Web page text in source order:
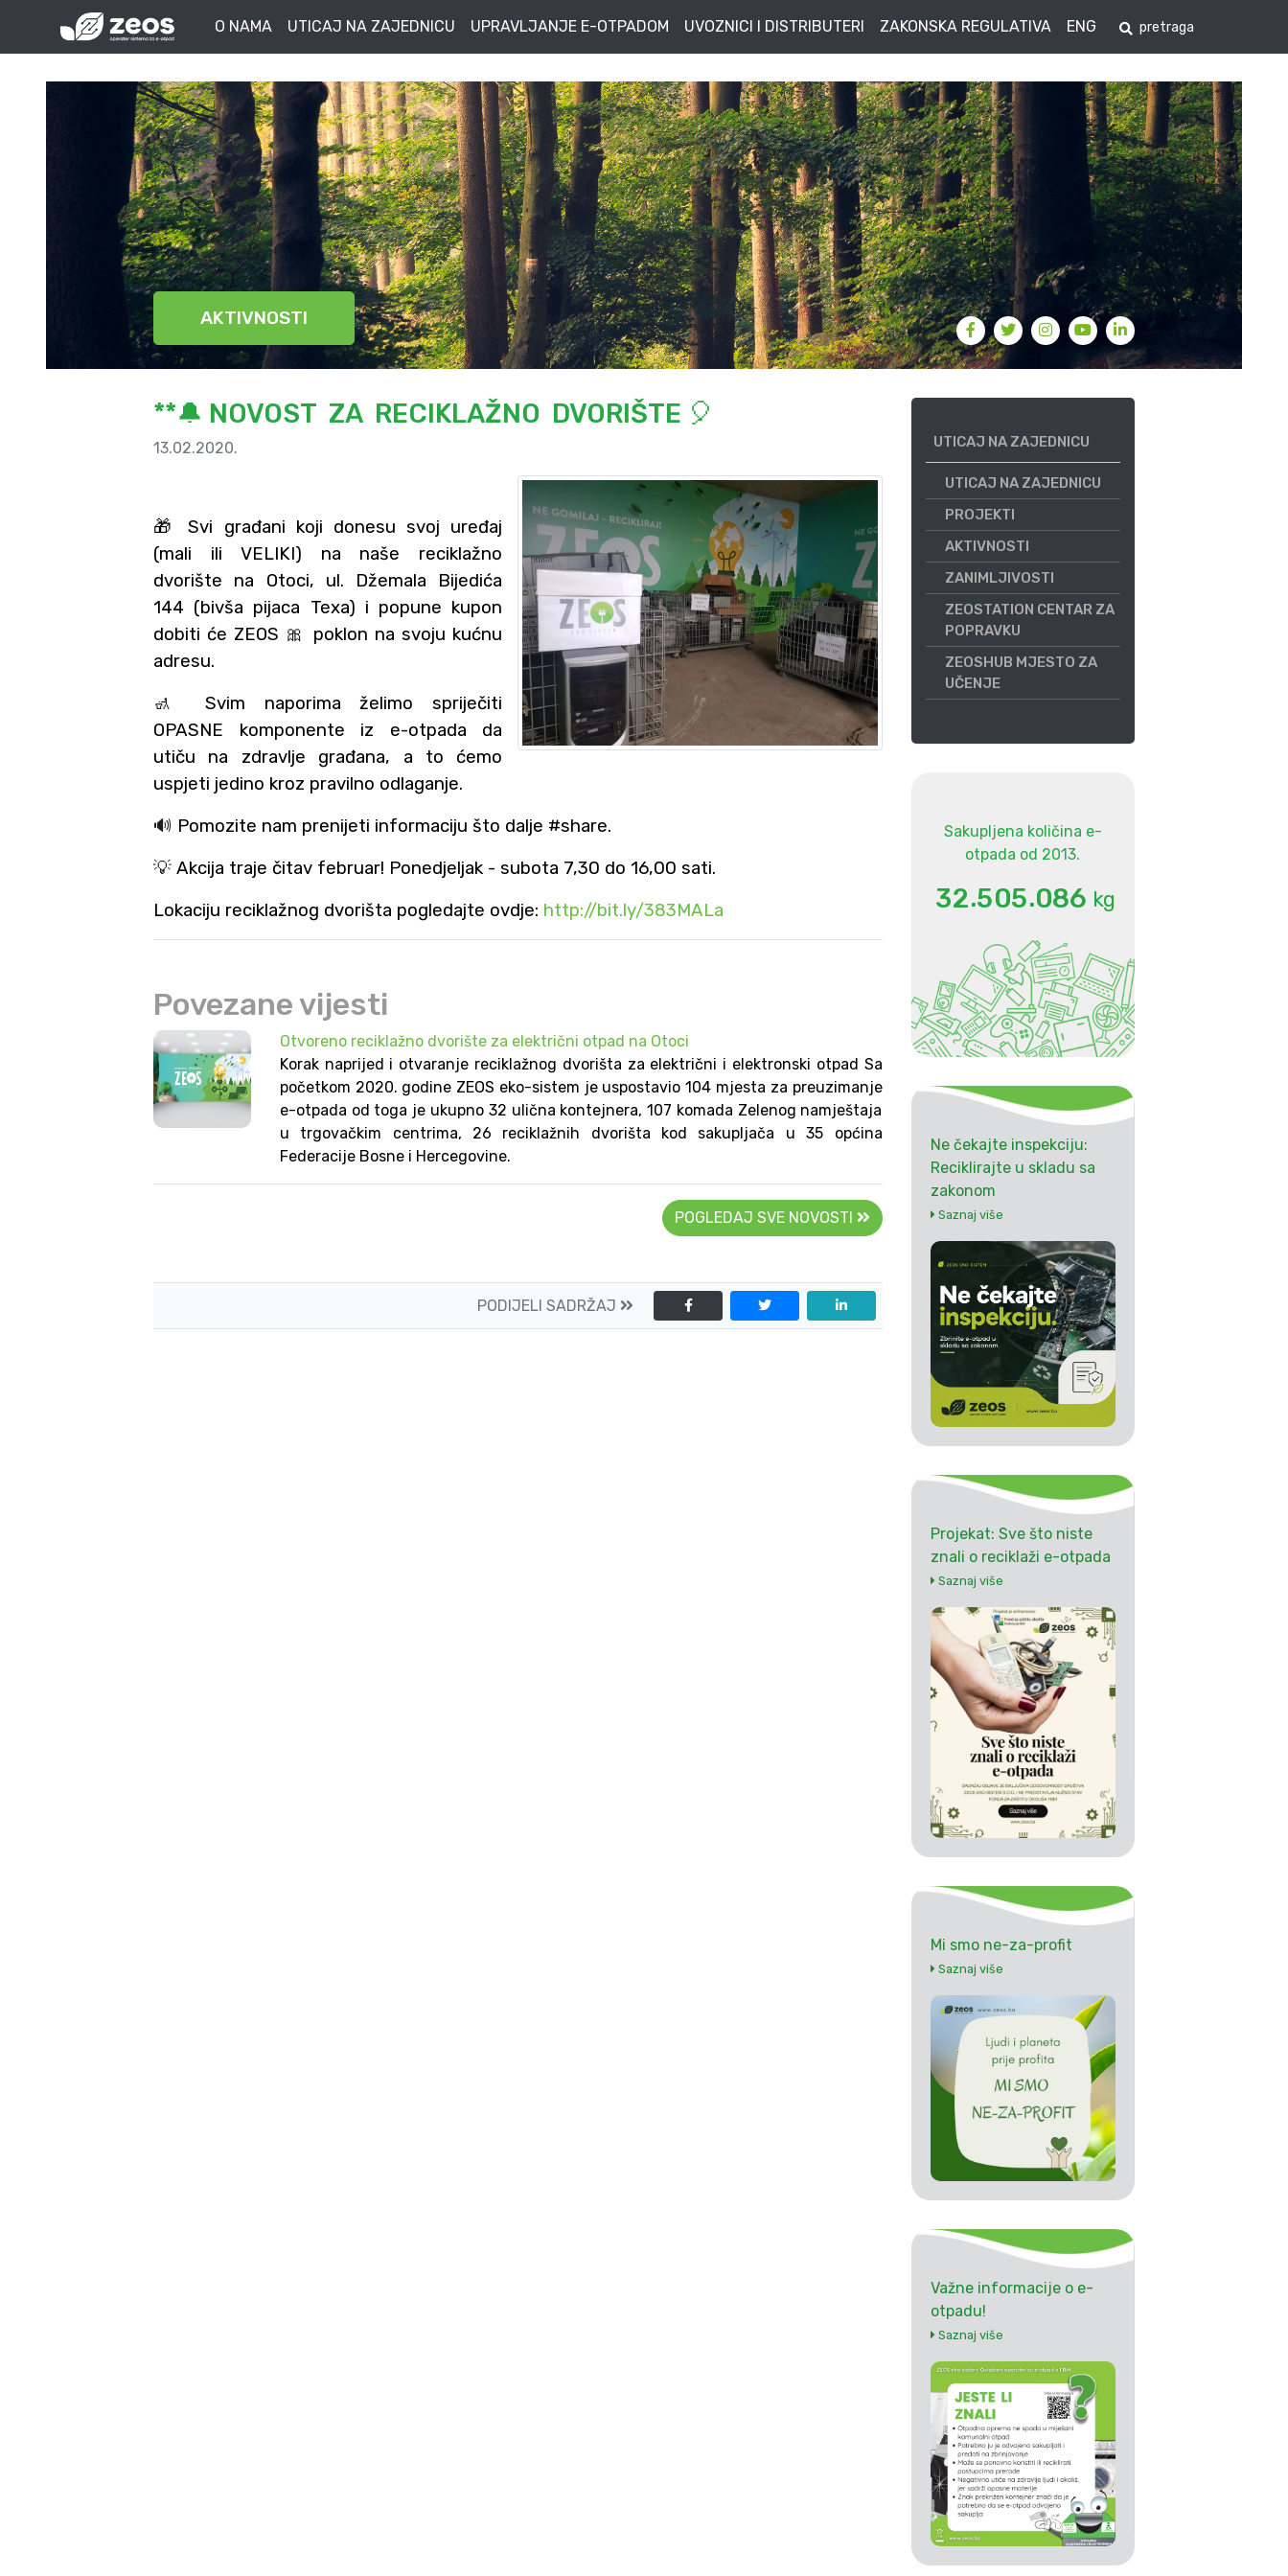
O NAMA UTICAJ NA ZAJEDNICU UPRAVLJANJE E-OTPADOM UVOZNICI I DISTRIBUTERI ZAKONSKA REGULATIVA ENG
AKTIVNOSTI
**🔔 NOVOST ZA RECIKLAŽNO DVORIŠTE 🎈
13.02.2020.
🎁 Svi građani koji donesu svoj uređaj
(mali ili VELIKI) na naše reciklažno
dvorište na Otoci, ul. Džemala Bijedića
144 (bivša pijaca Texa) i popune kupon
dobiti će ZEOS 🎀 poklon na svoju kućnu
adresu.
🚮 Svim naporima želimo spriječiti
OPASNE komponente iz e-otpada da
utiču na zdravlje građana, a to ćemo
uspjeti jedino kroz pravilno odlaganje.
🔊 Pomozite nam prenijeti informaciju što dalje #share.
💡 Akcija traje čitav februar! Ponedjeljak - subota 7,30 do 16,00 sati.
Lokaciju reciklažnog dvorišta pogledajte ovdje: http://bit.ly/383MALa
Povezane vijesti
Otvoreno reciklažno dvorište za električni otpad na Otoci
Korak naprijed i otvaranje reciklažnog dvorišta za električni i elektronski otpad Sa
početkom 2020. godine ZEOS eko-sistem je uspostavio 104 mjesta za preuzimanje
e-otpada od toga je ukupno 32 ulična kontejnera, 107 komada Zelenog namještaja
u trgovačkim centrima, 26 reciklažnih dvorišta kod sakupljača u 35 općina
Federacije Bosne i Hercegovine.
POGLEDAJ SVE NOVOSTI
PODIJELI SADRŽAJ
UTICAJ NA ZAJEDNICU
UTICAJ NA ZAJEDNICU
PROJEKTI
AKTIVNOSTI
ZANIMLJIVOSTI
ZEOSTATION CENTAR ZA
POPRAVKU
ZEOSHUB MJESTO ZA
UČENJE
Sakupljena količina e-
otpada od 2013.
32.505.086 kg
Ne čekajte inspekciju:
Reciklirajte u skladu sa
zakonom
Saznaj više
Projekat: Sve što niste
znali o reciklaži e-otpada
Saznaj više
Mi smo ne-za-profit
Saznaj više
Važne informacije o e-
otpadu!
Saznaj više